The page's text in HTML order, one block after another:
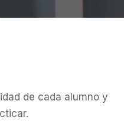
de cada alumno y